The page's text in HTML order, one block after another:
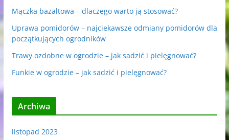
Mączka bazaltowa – dlaczego warto ją stosować?
Uprawa pomidorów – najciekawsze odmiany pomidorów dla
początkujących ogrodników
Trawy ozdobne w ogrodzie – jak sadzić i pielęgnować?
Funkie w ogrodzie – jak sadzić i pielęgnować?
Archiwa
listopad 2023